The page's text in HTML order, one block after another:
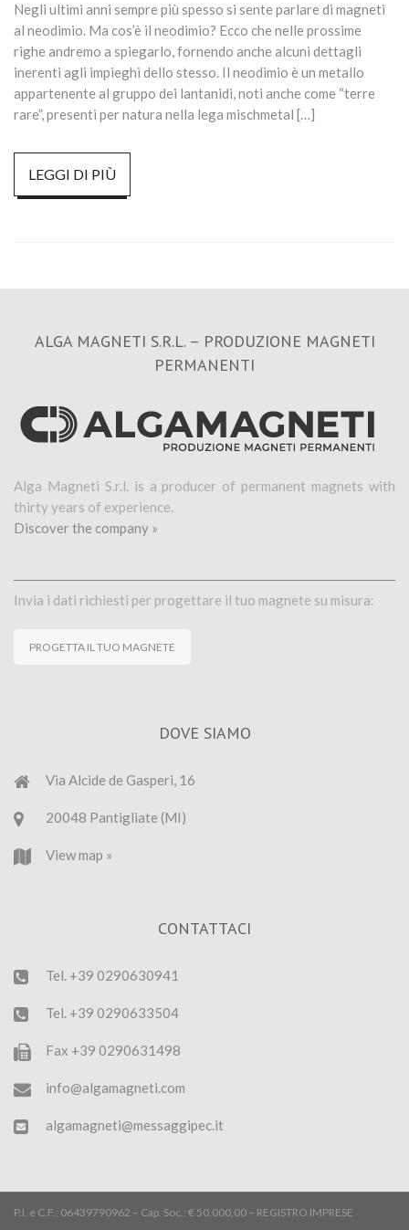
Negli ultimi anni sempre più spesso si sente parlare di magneti
al neodimio. Ma cos’è il neodimio? Ecco che nelle prossime
righe andremo a spiegarlo, fornendo anche alcuni dettagli
inerenti agli impieghi dello stesso. Il neodimio è un metallo
appartenente al gruppo dei lantanidi, noti anche come “terre
rare”, presenti per natura nella lega mischmetal […]
LEGGI DI PIÙ
ALGA MAGNETI S.R.L. – PRODUZIONE MAGNETI
PERMANENTI
Alga Magneti S.r.l. is a producer of permanent magnets with
thirty years of experience.
Discover the company »
Invia i dati richiesti per progettare il tuo magnete su misura:
PROGETTA IL TUO MAGNETE
DOVE SIAMO
Via Alcide de Gasperi, 16
20048 Pantigliate (MI)
View map »
CONTATTACI
Tel. +39 0290630941
Tel. +39 0290633504
Fax +39 0290631498
info@algamagneti.com
algamagneti@messaggipec.it
P.I. e C.F.: 06439790962 – Cap. Soc.: € 50.000,00 – REGISTRO IMPRESE